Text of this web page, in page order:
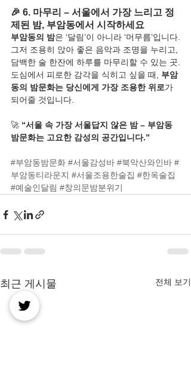
🎉 6. 마무리 – 서울에서 가장 느리고 정
제된 밤, 부암동에서 시작하세요
부암동의 밤은 ‘달림’이 아니라 ‘머무름’입니다.
그저 조용히 앉아 좋은 음악과 조명을 누리고,
담백한 술 한잔에 하루를 마무리할 수 있는 곳.
도심에서 피로한 감각을 식히고 싶을 때, 부암
동의 밤문화는 당신에게 가장 조용한 위로가
되어줄 것입니다.
🚀 “서울 속 가장 서울답지 않은 밤 – 부암동
밤문화는 고요한 감성의 공간입니다.”
#부암동밤문화 #서울감성바 #북악산와인바 #
부암동티라운지 #서울조용한술집 #한옥술집
#예술인달림 #창의문밤분위기
최근 게시물 전체 보기